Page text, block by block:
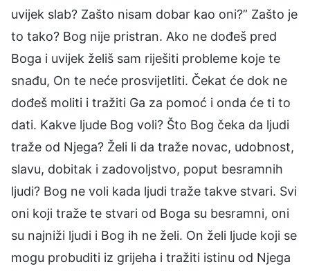
uvijek slab? Zašto nisam dobar kao oni?” Zašto je
to tako? Bog nije pristran. Ako ne dođeš pred
Boga i uvijek želiš sam riješiti probleme koje te
snađu, On te neće prosvijetliti. Čekat će dok ne
dođeš moliti i tražiti Ga za pomoć i onda će ti to
dati. Kakve ljude Bog voli? Što Bog čeka da ljudi
traže od Njega? Želi li da traže novac, udobnost,
slavu, dobitak i zadovoljstvo, poput besramnih
ljudi? Bog ne voli kada ljudi traže takve stvari. Svi
oni koji traže te stvari od Boga su besramni, oni
su najniži ljudi i Bog ih ne želi. On želi ljude koji se
mogu probuditi iz grijeha i tražiti istinu od Njega